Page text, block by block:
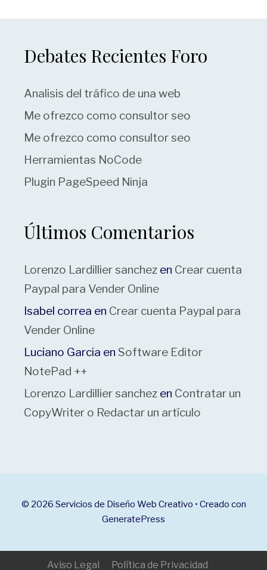
Debates Recientes Foro
Analisis del tráfico de una web
Me ofrezco como consultor seo
Me ofrezco como consultor seo
Herramientas NoCode
Plugin PageSpeed Ninja
Últimos Comentarios
Lorenzo Lardillier sanchez en Crear cuenta
Paypal para Vender Online
Isabel correa en Crear cuenta Paypal para
Vender Online
Luciano Garcia en Software Editor
NotePad ++
Lorenzo Lardillier sanchez en Contratar un
CopyWriter o Redactar un artículo
© 2026 Servicios de Diseño Web Creativo • Creado con
GeneratePress
Aviso Legal Política de Privacidad